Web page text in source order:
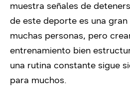
muestra señales de
de este deporte es una
muchas personas, pero
entrenamiento bien
una rutina constante sigue
para muchos.